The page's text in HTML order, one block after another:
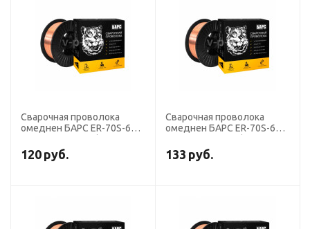
Сварочная проволока
омеднен БАРС ER-70S-6
кг аналог СВ-08ГС)
120 руб.
Сварочная проволока
омеднен БАРС ER-70S-6
15 кг аналог СВ-08ГС)
133 руб.